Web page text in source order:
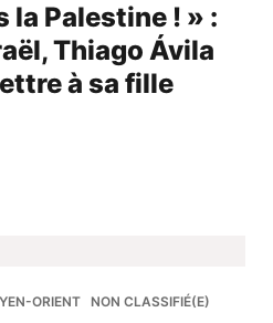
la Palestine ! » :
Thiago Ávila
à sa fille
ORIENT NON CLASSIFIÉ(E)